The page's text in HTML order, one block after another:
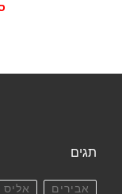
תגים
אבירים